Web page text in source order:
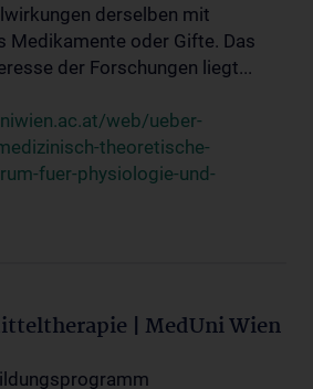
derselben mit
Medikamente oder Gifte. Das
der Forschungen liegt...
web/ueber-
theoretische-
fuer-physiologie-und-
| MedUni Wien